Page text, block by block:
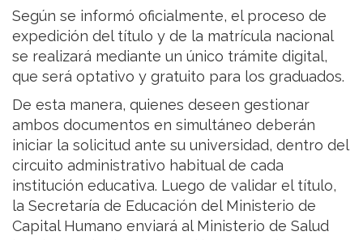
Según se informó oficialmente, el proceso de
expedición del título y de la matrícula nacional
se realizará mediante un único trámite digital,
que será optativo y gratuito para los graduados.
De esta manera, quienes deseen gestionar
ambos documentos en simultáneo deberán
iniciar la solicitud ante su universidad, dentro del
circuito administrativo habitual de cada
institución educativa. Luego de validar el título,
la Secretaría de Educación del Ministerio de
Capital Humano enviará al Ministerio de Salud